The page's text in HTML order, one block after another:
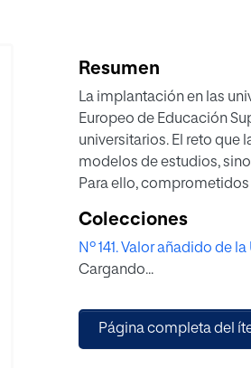
Resumen
La implantación en las
Europeo de Educación
universitarios. El reto que
modelos de estudios,
Para ello,
más atención a los
Colecciones
Nº 141. Valor añadido de
Cargando...
Página completa del